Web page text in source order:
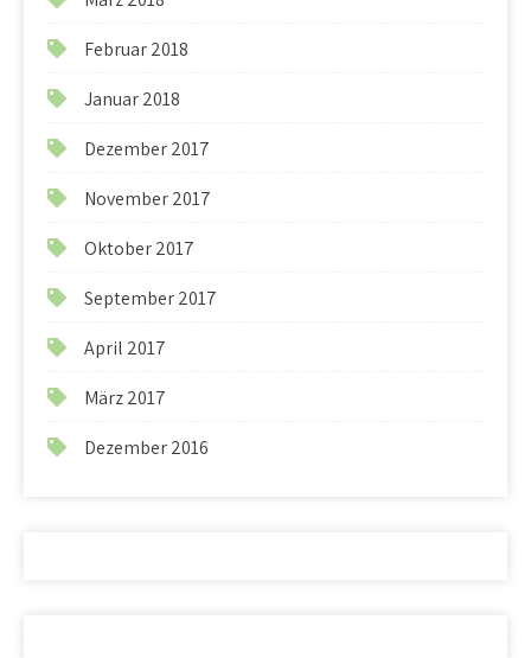
Februar 2018
Januar 2018
Dezember 2017
November 2017
Oktober 2017
September 2017
April 2017
März 2017
Dezember 2016